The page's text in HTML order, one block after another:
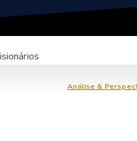
Análise &